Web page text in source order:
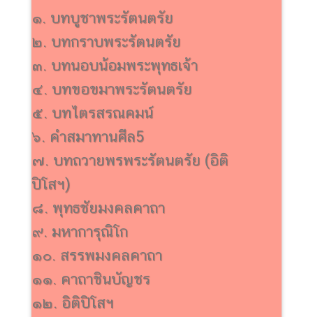
๑. บทบูชาพระรัตนตรัย
๒. บทกราบพระรัตนตรัย
๓. บทนอบน้อมพระพุทธเจ้า
๔. บทขอขมาพระรัตนตรัย
๕. บทไตรสรณคมน์
๖. คำสมาทานศีล5
๗. บทถวายพรพระรัตนตรัย (อิติ
ปิโสฯ)
๘. พุทธชัยมงคลคาถา
๙. มหาการุณิโก
๑๐. สรรพมงคลคาถา
๑๑. คาถาชินบัญชร
๑๒. อิติปิโสฯ